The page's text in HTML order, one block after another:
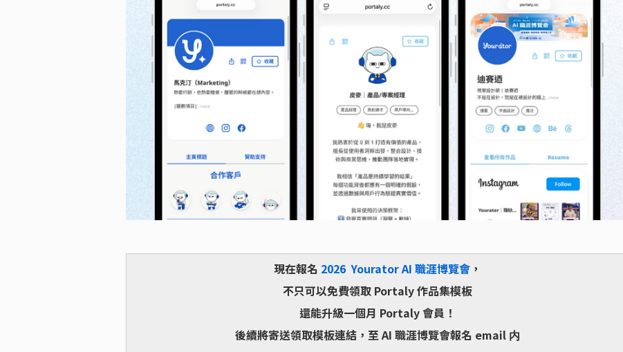
現在報名 2026 Yourator AI 職涯博覽會，
不只可以免費領取 Portaly 作品集模板
還能升級一個月 Portaly 會員！
後續將寄送領取模板連結，至 AI 職涯博覽會報名 email 内